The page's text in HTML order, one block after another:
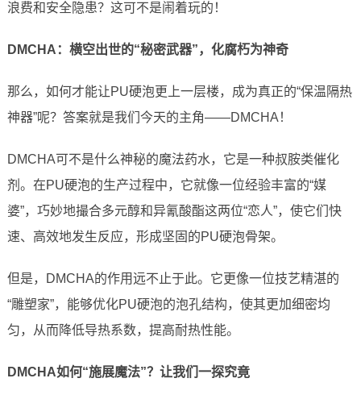
浪费和安全隐患？这可不是闹着玩的！
DMCHA：横空出世的“秘密武器”，化腐朽为神奇
那么，如何才能让PU硬泡更上一层楼，成为真正的“保温隔热
神器”呢？答案就是我们今天的主角——DMCHA！
DMCHA可不是什么神秘的魔法药水，它是一种叔胺类催化
剂。在PU硬泡的生产过程中，它就像一位经验丰富的“媒
婆”，巧妙地撮合多元醇和异氰酸酯这两位“恋人”，使它们快
速、高效地发生反应，形成坚固的PU硬泡骨架。
但是，DMCHA的作用远不止于此。它更像一位技艺精湛的
“雕塑家”，能够优化PU硬泡的泡孔结构，使其更加细密均
匀，从而降低导热系数，提高耐热性能。
DMCHA如何“施展魔法”？让我们一探究竟